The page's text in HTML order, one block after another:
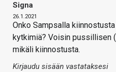
Signa
26.1.2021
Onko Sampsalla
kytkimiä? Voisin pussillisen
mikäli kiinnostusta.
Kirjaudu sisään vastataksesi